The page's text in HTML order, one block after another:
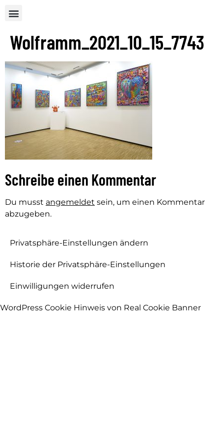
Wolframm_2021_10_15_7743
Schreibe einen Kommentar
Du musst angemeldet sein, um einen Kommentar
abzugeben.
Privatsphäre-Einstellungen ändern
Historie der Privatsphäre-Einstellungen
Einwilligungen widerrufen
WordPress Cookie Hinweis von Real Cookie Banner